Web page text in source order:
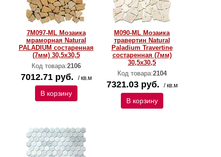
7M097-ML Мозаика
мраморная Natural
PALADIUM состаренная
(7мм) 30,5х30,5
Код товара:2106
7012.71 руб. / кв.м
В корзину
M090-ML Мозаика
травертин Natural
Paladium Travertine
состаренная (7мм)
30,5x30,5
Код товара:2104
7321.03 руб. / кв.м
В корзину